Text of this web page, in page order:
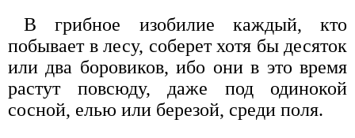
В грибное изобилие каждый, кто
побывает в лесу, соберет хотя бы десяток
или два боровиков, ибо они в это время
растут повсюду, даже под одинокой
сосной, елью или березой, среди поля.